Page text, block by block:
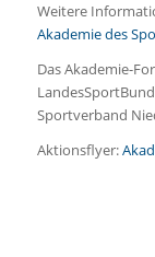
Weitere
Akademie des
Das Akademie-
Sportverband
Aktionsflyer: